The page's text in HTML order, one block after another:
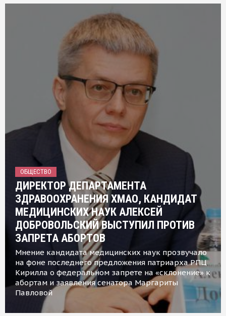
ОБЩЕСТВО
ДИРЕКТОР ДЕПАРТАМЕНТА
ЗДРАВООХРАНЕНИЯ ХМАО, КАНДИДАТ
МЕДИЦИНСКИХ НАУК АЛЕКСЕЙ
ДОБРОВОЛЬСКИЙ ВЫСТУПИЛ ПРОТИВ
ЗАПРЕТА АБОРТОВ
Мнение кандидата медицинских наук прозвучало
на фоне последнего предложения патриарха РПЦ
Кирилла о федеральном запрете на «склонение» к
абортам и заявления сенатора Маргариты
Павловой